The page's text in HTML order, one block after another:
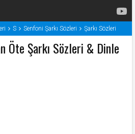
S Senfoni Şarkı Sözleri Şarkı Sözleri
Öte Şarkı Sözleri & Dinle